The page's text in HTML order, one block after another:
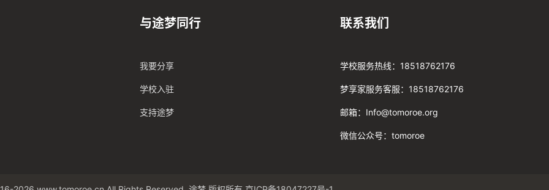
与途梦同行
我要分享
学校入驻
支持途梦
联系我们
学校服务热线：18518762176
梦享家服务客服：18518762176
邮箱：Info@tomoroe.org
微信公众号：tomoroe